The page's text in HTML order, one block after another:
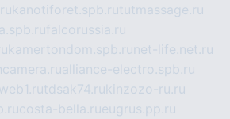
kanotiforet.spb.rututmassage.ru
falcorussia.ru
kamertondom.spb.ru net-life.net.ru
alliance-electro.spb.ru
tdsak74.rukinzozo-ru.ru
costa-bella.rueugrus.pp.ru